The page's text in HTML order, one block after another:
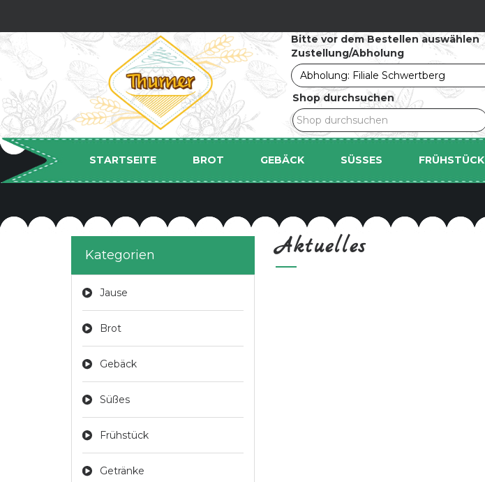
Bitte vor dem Bestellen auswählen
Zustellung/Abholung
Shop durchsuchen
STARTSEITE BROT GEBÄCK SÜSSES FRÜHSTÜCK
Kategorien
Jause
Brot
Gebäck
Süßes
Frühstück
Getränke
Aktuelles